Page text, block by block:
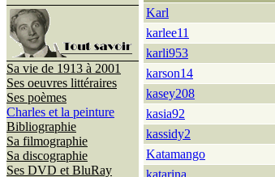
Sa vie de 1913 à 2001
Ses oeuvres littéraires
Ses poèmes
Charles et la peinture
Bibliographie
Sa filmographie
Sa discographie
Ses DVD et BluRay
Karl
karlee11
karli953
karson14
kasey208
kasia92
kassidy2
Katamango
katarina